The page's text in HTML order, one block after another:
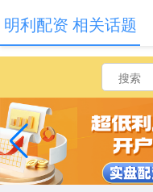
明利配资 相关话题